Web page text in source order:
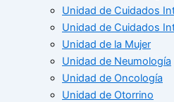
Unidad de Cuidados
Unidad de Cuidados
Unidad de la Mujer
Unidad de Neumología
Unidad de Oncología
Unidad de Otorrino